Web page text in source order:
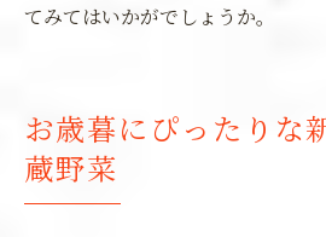
てみてはいかがでしょうか。
お歳暮にぴったりな
蔵野菜